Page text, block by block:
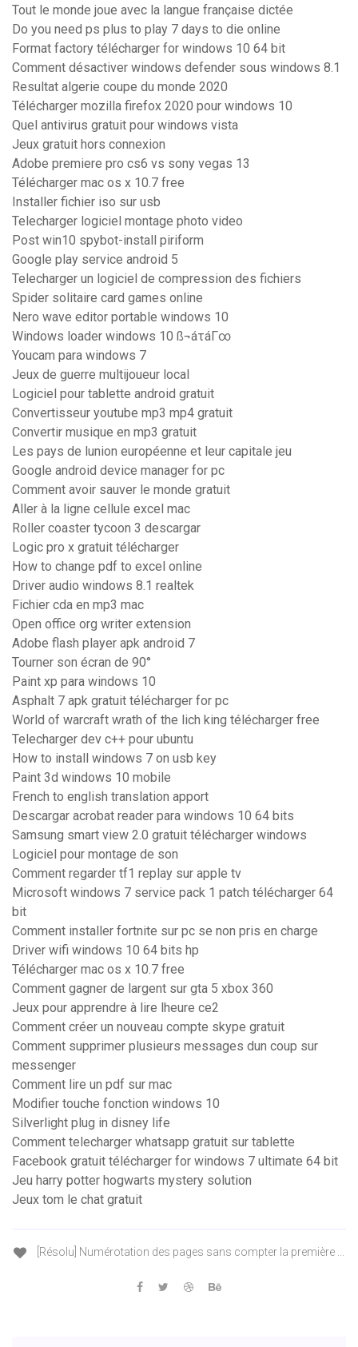
Tout le monde joue avec la langue française dictée
Do you need ps plus to play 7 days to die online
Format factory télécharger for windows 10 64 bit
Comment désactiver windows defender sous windows 8.1
Resultat algerie coupe du monde 2020
Télécharger mozilla firefox 2020 pour windows 10
Quel antivirus gratuit pour windows vista
Jeux gratuit hors connexion
Adobe premiere pro cs6 vs sony vegas 13
Télécharger mac os x 10.7 free
Installer fichier iso sur usb
Telecharger logiciel montage photo video
Post win10 spybot-install piriform
Google play service android 5
Telecharger un logiciel de compression des fichiers
Spider solitaire card games online
Nero wave editor portable windows 10
Windows loader windows 10 ß¬áτáΓ∞
Youcam para windows 7
Jeux de guerre multijoueur local
Logiciel pour tablette android gratuit
Convertisseur youtube mp3 mp4 gratuit
Convertir musique en mp3 gratuit
Les pays de lunion européenne et leur capitale jeu
Google android device manager for pc
Comment avoir sauver le monde gratuit
Aller à la ligne cellule excel mac
Roller coaster tycoon 3 descargar
Logic pro x gratuit télécharger
How to change pdf to excel online
Driver audio windows 8.1 realtek
Fichier cda en mp3 mac
Open office org writer extension
Adobe flash player apk android 7
Tourner son écran de 90°
Paint xp para windows 10
Asphalt 7 apk gratuit télécharger for pc
World of warcraft wrath of the lich king télécharger free
Telecharger dev c++ pour ubuntu
How to install windows 7 on usb key
Paint 3d windows 10 mobile
French to english translation apport
Descargar acrobat reader para windows 10 64 bits
Samsung smart view 2.0 gratuit télécharger windows
Logiciel pour montage de son
Comment regarder tf1 replay sur apple tv
Microsoft windows 7 service pack 1 patch télécharger 64
bit
Comment installer fortnite sur pc se non pris en charge
Driver wifi windows 10 64 bits hp
Télécharger mac os x 10.7 free
Comment gagner de largent sur gta 5 xbox 360
Jeux pour apprendre à lire lheure ce2
Comment créer un nouveau compte skype gratuit
Comment supprimer plusieurs messages dun coup sur
messenger
Comment lire un pdf sur mac
Modifier touche fonction windows 10
Silverlight plug in disney life
Comment telecharger whatsapp gratuit sur tablette
Facebook gratuit télécharger for windows 7 ultimate 64 bit
Jeu harry potter hogwarts mystery solution
Jeux tom le chat gratuit
[Résolu] Numérotation des pages sans compter la première ...